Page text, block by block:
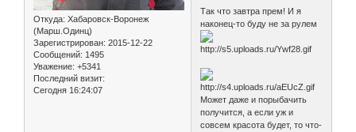
Откуда: Хабаровск-Воронеж
(Марш.Одинц)
Зарегистрирован: 2015-12-22
Сообщений: 1495
Уважение: +5341
Последний визит:
Сегодня 16:24:07
Так что завтра прем! И я
наконец-то буду не за рулем
Может даже и порыбачить
получится, а если уж и
совсем красота будет, то что-